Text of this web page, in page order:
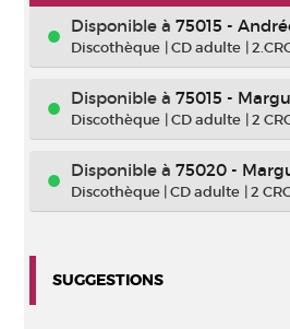
Disponible à 75015 -
Discothèque |CD adulte |
Disponible à 75015 -
Discothèque |CD adulte |2
Disponible à 75020 -
Discothèque |CD adulte |2
SUGGESTIONS